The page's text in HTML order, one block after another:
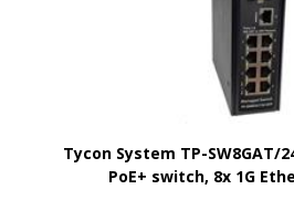
Tycon System TP-SW8GAT/
PoE+ switch, 8x 1G